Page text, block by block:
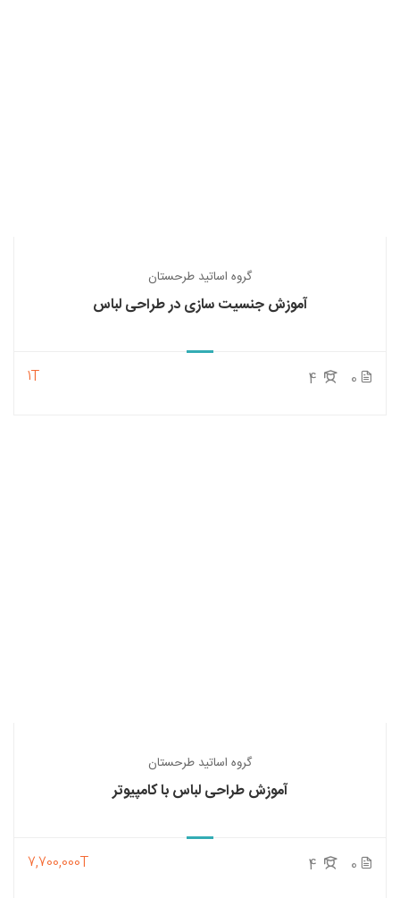
گروه اساتید طرحستان
آموزش جنسیت سازی در طراحی لباس
0
1T
گروه اساتید طرحستان
آموزش طراحی لباس با کامپیوتر
0
7,700,000T